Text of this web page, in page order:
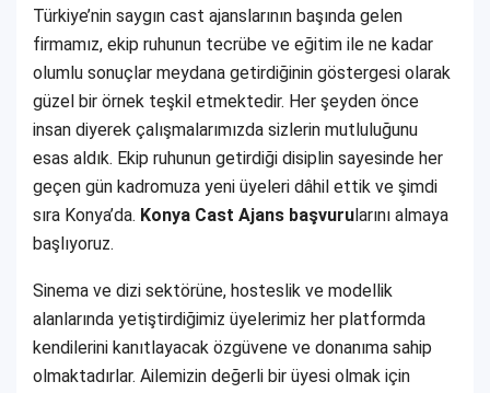
Türkiye’nin saygın cast ajanslarının başında gelen
firmamız, ekip ruhunun tecrübe ve eğitim ile ne kadar
olumlu sonuçlar meydana getirdiğinin göstergesi olarak
güzel bir örnek teşkil etmektedir. Her şeyden önce
insan diyerek çalışmalarımızda sizlerin mutluluğunu
esas aldık. Ekip ruhunun getirdiği disiplin sayesinde her
geçen gün kadromuza yeni üyeleri dâhil ettik ve şimdi
sıra Konya’da. Konya Cast Ajans başvurularını almaya
başlıyoruz.
Sinema ve dizi sektörüne, hosteslik ve modellik
alanlarında yetiştirdiğimiz üyelerimiz her platformda
kendilerini kanıtlayacak özgüvene ve donanıma sahip
olmaktadırlar. Ailemizin değerli bir üyesi olmak için